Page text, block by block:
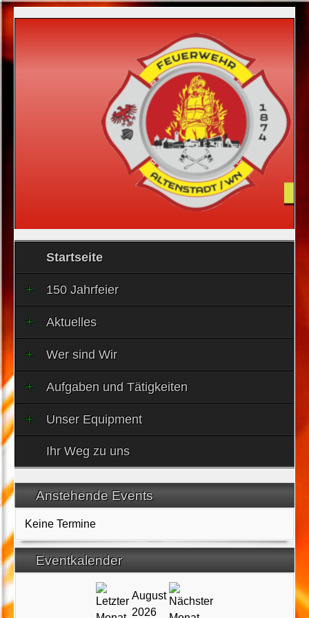
Startseite
150 Jahrfeier
Aktuelles
Wer sind Wir
Aufgaben und Tätigkeiten
Unser Equipment
Ihr Weg zu uns
Anstehende Events
Keine Termine
Eventkalender
August
2026